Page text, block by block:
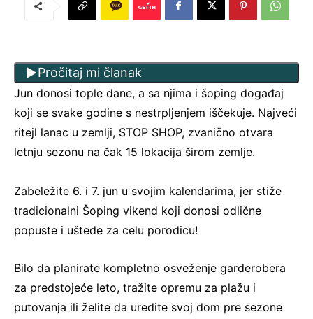
Pročitaj mi članak
Jun donosi tople dane, a sa njima i šoping događaj
koji se svake godine s nestrpljenjem iščekuje. Najveći
ritejl lanac u zemlji, STOP SHOP, zvanično otvara
letnju sezonu na čak 15 lokacija širom zemlje.
Zabeležite 6. i 7. jun u svojim kalendarima, jer stiže
tradicionalni Šoping vikend koji donosi odlične
popuste i uštede za celu porodicu!
Bilo da planirate kompletno osveženje garderobera
za predstojeće leto, tražite opremu za plažu i
putovanja ili želite da uredite svoj dom pre sezone